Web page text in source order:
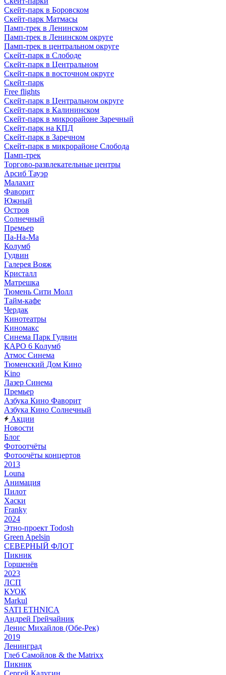
Скейт-парк в Боровском
Скейт-парк Матмасы
Памп-трек в Ленинском
Памп-трек в Ленинском округе
Памп-трек в центральном округе
Скейт-парк в Слободе
Скейт-парк в Центральном
Скейт-парк в восточном округе
Скейт-парк
Free flights
Скейт-парк в Центральном округе
Скейт-парк в Калининском
Скейт-парк в микрорайоне Заречный
Скейт-парк на КПД
Скейт-парк в Заречном
Скейт-парк в микрорайоне Слобода
Памп-трек
Торгово-развлекательные центры
Арсиб Тауэр
Малахит
Фаворит
Южный
Остров
Солнечный
Премьер
Па-На-Ма
Колумб
Гудвин
Галерея Вояж
Кристалл
Матрешка
Тюмень Сити Молл
Тайм-кафе
Чердак
Кинотеатры
Киномакс
Синема Парк Гудвин
КАРО 6 Колумб
Атмос Синема
Тюменский Дом Кино
Kino
Лазер Синема
Премьер
Азбука Кино Фаворит
Азбука Кино Солнечный
Акции
Новости
Блог
Фотоотчёты
Фотоочёты концертов
2013
Louna
Анимация
Пилот
Хаски
Franky
2024
Этно-проект Todosh
Green Apelsin
СЕВЕРНЫЙ ФЛОТ
Пикник
Горшенёв
2023
ЛСП
КУОК
Markul
SATI ETHNICA
Андрей Грейчайник
Денис Михайлов (Обе-Рек)
2019
Ленинград
Глеб Самойлов & the Matrixx
Пикник
Сергей Калугин